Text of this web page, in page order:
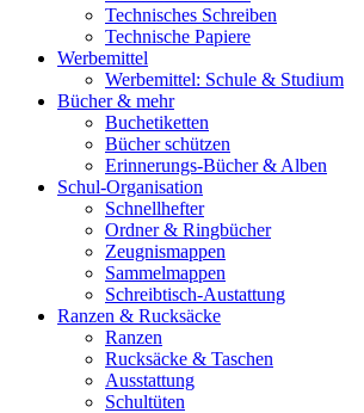
Technisches Schreiben
Technische Papiere
Werbemittel
Werbemittel: Schule & Studium
Bücher & mehr
Buchetiketten
Bücher schützen
Erinnerungs-Bücher & Alben
Schul-Organisation
Schnellhefter
Ordner & Ringbücher
Zeugnismappen
Sammelmappen
Schreibtisch-Austattung
Ranzen & Rucksäcke
Ranzen
Rucksäcke & Taschen
Ausstattung
Schultüten